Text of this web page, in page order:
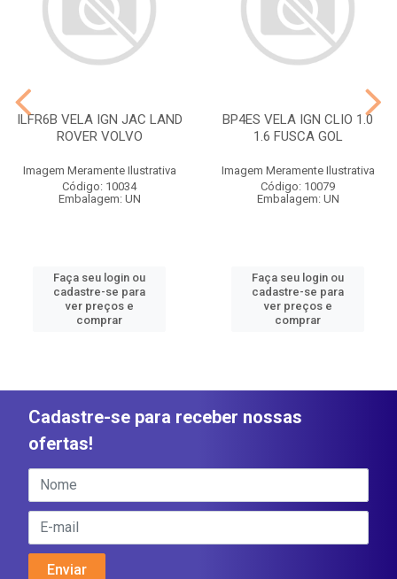
ILFR6B VELA IGN JAC LAND
ROVER VOLVO
Imagem Meramente Ilustrativa
Código: 10034
Embalagem: UN
Faça seu login ou
cadastre-se para
ver preços e
comprar
BP4ES VELA IGN CLIO 1.0
1.6 FUSCA GOL
Imagem Meramente Ilustrativa
Código: 10079
Embalagem: UN
Faça seu login ou
cadastre-se para
ver preços e
comprar
Cadastre-se para receber nossas
ofertas!